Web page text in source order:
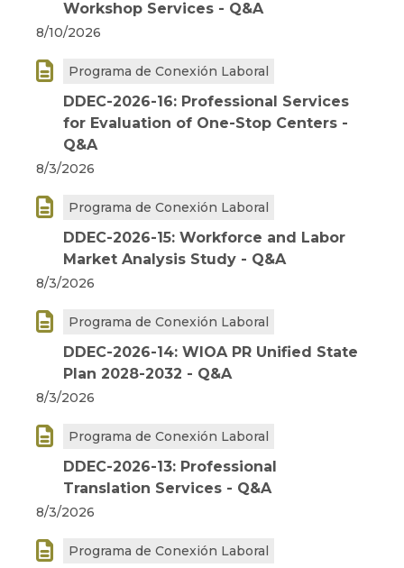
Workshop Services - Q&A
8/10/2026
 Programa de Conexión Laboral
DDEC-2026-16: Professional Services
for Evaluation of One-Stop Centers -
Q&A
8/3/2026
 Programa de Conexión Laboral
DDEC-2026-15: Workforce and Labor
Market Analysis Study - Q&A
8/3/2026
 Programa de Conexión Laboral
DDEC-2026-14: WIOA PR Unified State
Plan 2028-2032 - Q&A
8/3/2026
 Programa de Conexión Laboral
DDEC-2026-13: Professional
Translation Services - Q&A
8/3/2026
 Programa de Conexión Laboral